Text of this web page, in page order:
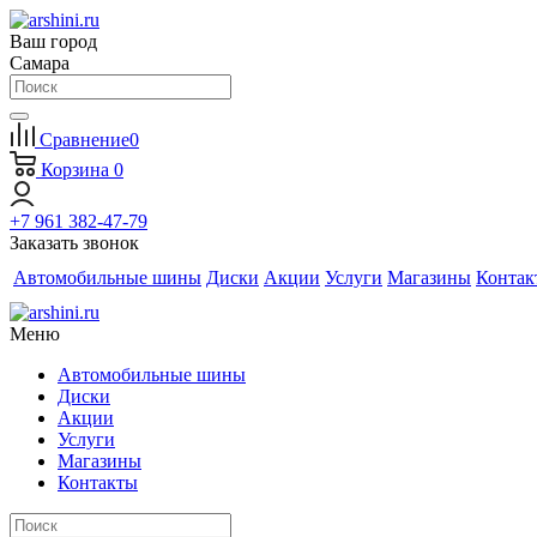
Ваш город
Самара
Сравнение0
Корзина 0
+7 961 382-47-79
Заказать звонок
Автомобильные шины Диски Акции Услуги Магазины
Меню
Автомобильные шины
Диски
Акции
Услуги
Магазины
Контакты